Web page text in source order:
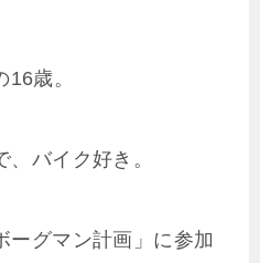
歳。
バイク好き。
ーグマン計画」に参加